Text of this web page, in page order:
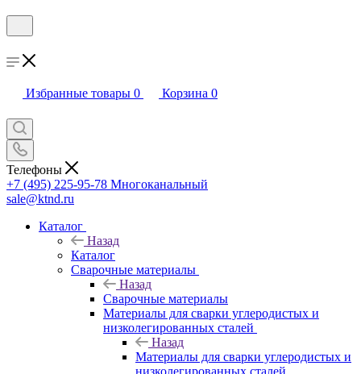
Избранные товары 0 Корзина 0
Телефоны
+7 (495) 225-95-78 Многоканальный
sale@ktnd.ru
Каталог
Назад
Каталог
Сварочные материалы
Назад
Сварочные материалы
Материалы для сварки углеродистых и
низколегированных сталей
Назад
Материалы для сварки углеродистых и
низколегированных сталей